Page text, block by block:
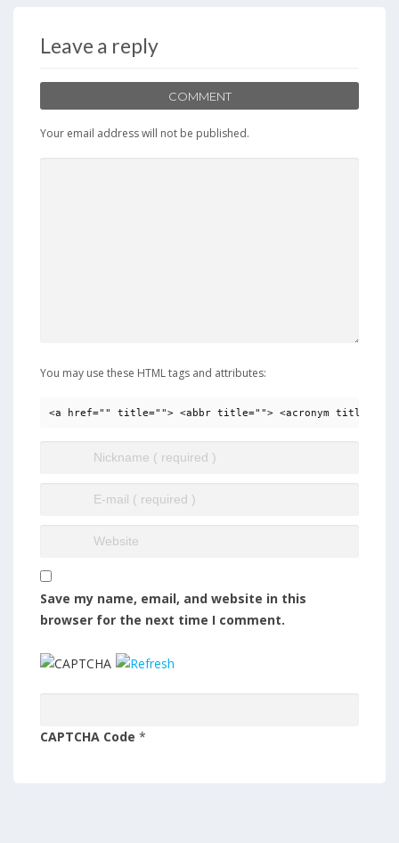
Leave a reply
COMMENT
Your email address will not be published.
You may use these HTML tags and attributes:
<a href="" title=""> <abbr title=""> <acronym title="">
Save my name, email, and website in this
browser for the next time I comment.
CAPTCHA Code *